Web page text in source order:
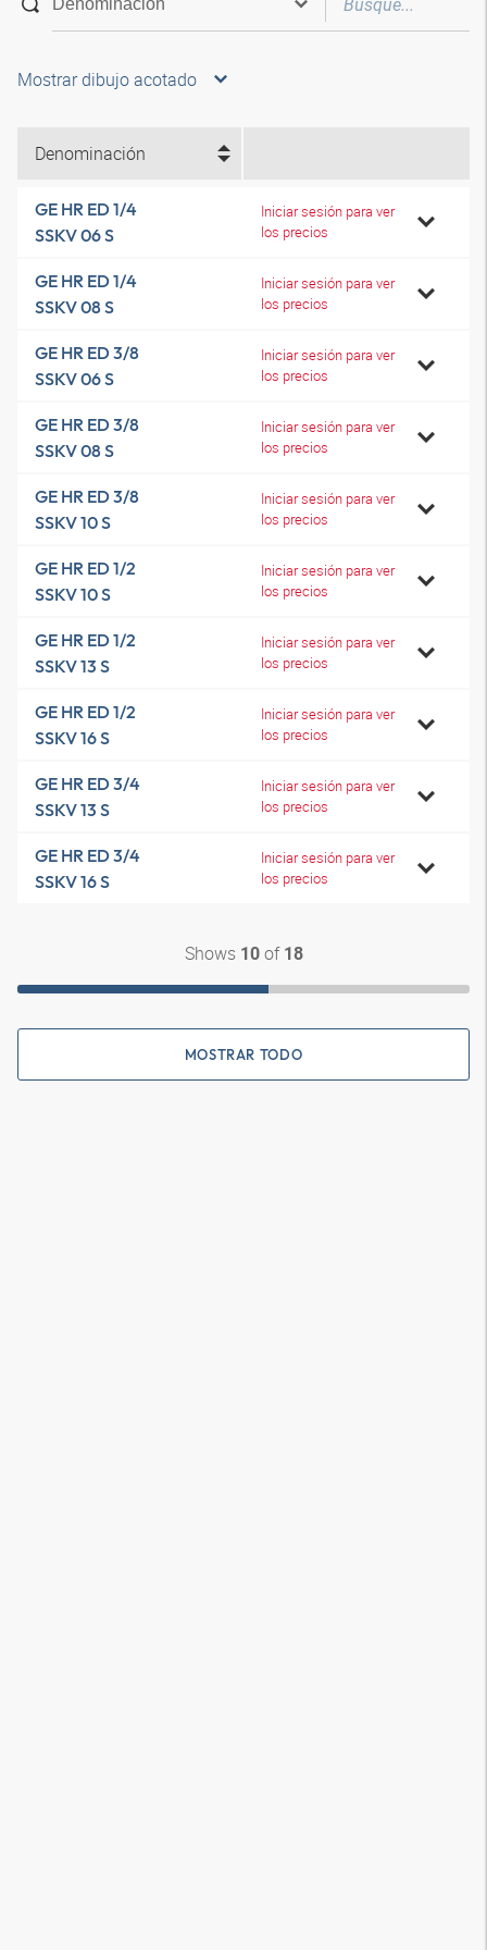
Mostrar dibujo acotado
Denominación
GE HR ED 1/4
SSKV 06 S
Iniciar sesión para ver
los precios
GE HR ED 1/4
SSKV 08 S
Iniciar sesión para ver
los precios
GE HR ED 3/8
SSKV 06 S
Iniciar sesión para ver
los precios
GE HR ED 3/8
SSKV 08 S
Iniciar sesión para ver
los precios
GE HR ED 3/8
SSKV 10 S
Iniciar sesión para ver
los precios
GE HR ED 1/2
SSKV 10 S
Iniciar sesión para ver
los precios
GE HR ED 1/2
SSKV 13 S
Iniciar sesión para ver
los precios
GE HR ED 1/2
SSKV 16 S
Iniciar sesión para ver
los precios
GE HR ED 3/4
SSKV 13 S
Iniciar sesión para ver
los precios
GE HR ED 3/4
SSKV 16 S
Iniciar sesión para ver
los precios
Shows 10of 18
MOSTRAR TODO